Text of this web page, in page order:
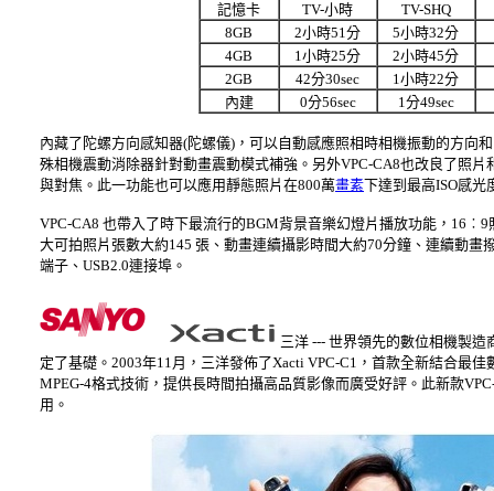
記憶卡 TV-小時
TV-SHQ
8GB
2小時51分
5小時32分
4GB
1小時25分
2小時45分
2GB
42分30sec
1小時22分
內建
0分56sec 1分49sec
內藏了陀螺方向感知器(陀螺儀)，可以自動感應照相時相機振動的方向
殊相機震動消除器針對動畫震動模式補強。另外VPC-CA8也改良了照
與對焦。此一功能也可以應用靜態照片在800萬畫素下達到最高ISO感光
VPC-CA8 也帶入了時下最流行的BGM背景音樂幻燈片播放功能，
大可拍照片張數大約145 張、動畫連續攝影時間大約70分鐘、連續動
端子、USB2.0連接埠。
三洋 --- 世界領先的數位相機製
定了基礎。2003年11月，三洋發佈了Xacti VPC-C1，首款全新結合最
MPEG-4格式技術，提供長時間拍攝高品質影像而廣受好評。此新款
用。